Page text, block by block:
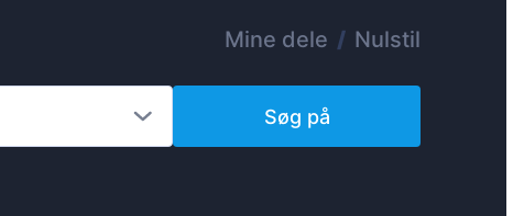
Magyar
Lietuvių
Hrvatski
Mine dele / Nulstil
Søg på